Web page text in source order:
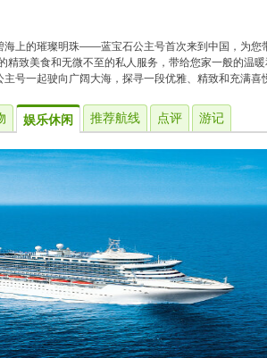
海上的璀璨明珠——蓝宝石公主号首次来到中国，为
致美食和无微不至的私人服务，带给您家一般的温
号一起驶向广阔大海，探寻一段优雅、精致和充满喜
娱乐休闲 推荐航线 点评 游记